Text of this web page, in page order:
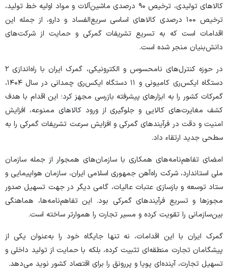
کالا‌های تولیدی، ترخیص ۹۰ درصدی ماشین‌آلات و مواد اولیه خط تولید،
ترخیص ۱۰۰ درصدی کالا‌های اساسی سریع‌الفساد و دارو، از جمله این
اقدامات است که به تسریع تشریفات گمرکی و حمایت از شرکت‌های
دانش‌بنیان منجر شده است.
در حوزه کنترل‌های نامحسوس و الکترونیکی، گمرک ایران با راه‌اندازی ۲
دستگاه ایکس‌ری کامیونی و ۱۱ دستگاه ایکس‌ری چمدانی در سال ۱۴۰۴،
گمرکات کشور را به ابزار‌های پیشرفته بازرسی مجهز کرد؛ این اقدام با هدف
کشف مغایرت‌های کالایی و جلوگیری از ورود کالا‌های ممنوعه، افزایش
امنیت و دقت در فرآیند‌های گمرکی و افزایش سرعت تشریفات گمرکی را به
سطحی جدید ارتقاء داد.
امضای تفاهم‌نامه‌های همکاری با سازمان‌های همجوار از جمله سازمان
ملی استاندارد، شرکت راه‌آهن جمهوری اسلامی ایران، سازمان هواپیمایی و
ستاد توسعه و بازسازی عتبات عالیات، گامی دیگر در جهت تسهیل صدور
مجوز‌ها و تسریع فرآیند‌های گمرکی بود. این تفاهم‌نامه‌ها، هماهنگی
بین‌سازمانی را تقویت کرده و مسیر تجارت را هموارتر ساخته است.
گمرک ایران با این اقدامات، نه تنها جایگاه خود را به‌عنوان یکی از
پیشگامان تجارت منطقه‌ای تثبیت کرده، بلکه با حمایت از تولید داخلی و
تسهیل تجارت، آینده‌ای پویا و پررونق را برای اقتصاد کشور نوید می‌دهد.